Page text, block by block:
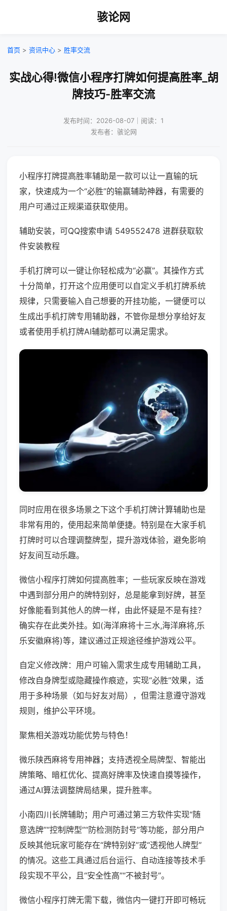
骇论网
首页 > 资讯中心 > 胜率交流
实战心得!微信小程序打牌如何提高胜率_胡
牌技巧-胜率交流
发布时间：2026-08-07｜阅读：1
发布者：骇论网
小程序打牌提高胜率辅助是一款可以让一直输的玩
家，快速成为一个“必胜”的输赢辅助神器，有需要的
用户可通过正规渠道获取使用。
辅助安装，可QQ搜索申请 549552478 进群获取软
件安装教程
手机打牌可以一键让你轻松成为“必赢”。其操作方式
十分简单，打开这个应用便可以自定义手机打牌系统
规律，只需要输入自己想要的开挂功能，一键便可以
生成出手机打牌专用辅助器，不管你是想分享给好友
或者使用手机打牌AI辅助都可以满足需求。
同时应用在很多场景之下这个手机打牌计算辅助也是
非常有用的，使用起来简单便捷。特别是在大家手机
打牌时可以合理调整牌型，提升游戏体验，避免影响
好友间互动乐趣。
微信小程序打牌如何提高胜率；一些玩家反映在游戏
中遇到部分用户的牌特别好，总是能拿到好牌，甚至
好像能看到其他人的牌一样，由此怀疑是不是有挂？
确实存在此类外挂。如(海洋麻将十三水,海洋麻将,乐
乐安徽麻将)等，建议通过正规途径维护游戏公平。
自定义修改牌：用户可输入需求生成专用辅助工具，
修改自身牌型或隐藏操作痕迹，实现“必胜”效果，适
用于多种场景（如与好友对局），但需注意遵守游戏
规则，维护公平环境。
聚焦相关游戏功能优势与特色！
微乐陕西麻将专用神器；支持透视全局牌型、智能出
牌策略、暗杠优化、提高好牌率及快速自摸等操作，
通过AI算法调整牌局结果，提升胜率。
小南四川长牌辅助；用户可通过第三方软件实现“随
意选牌”“控制牌型”“防检测防封号”等功能，部分用户
反映其他玩家可能存在“牌特别好”或“透视他人牌型”
的情况。这些工具通过后台运行、自动连接等技术手
段实现不平公，且“安全性高”“不被封号”。
微信小程序打牌无需下载，微信内一键打开即可畅玩